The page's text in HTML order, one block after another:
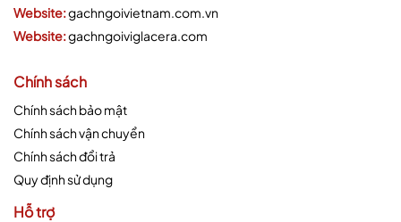
Website:gachngoivietnam.com.vn
Website:gachngoiviglacera.com
Chính sách
Chính sách bảo mật
Chính sách vận chuyển
Chính sách đổi trả
Quy định sử dụng
Hỗ trợ